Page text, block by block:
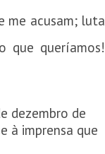
me acusam; luta
que queríamos!
dezembro de
à imprensa que